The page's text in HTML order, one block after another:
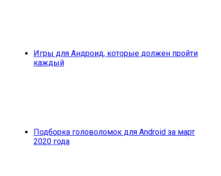
Игры для Андроид, которые должен пройти
каждый
Подборка головоломок для Android за март
2020 года